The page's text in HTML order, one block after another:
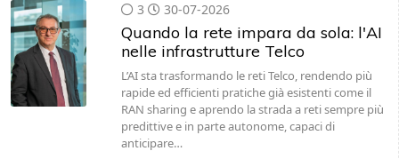
3 30-07-2026
Quando la rete impara da sola: l'AI
nelle infrastrutture Telco
L’AI sta trasformando le reti Telco, rendendo più
rapide ed efficienti pratiche già esistenti come il
RAN sharing e aprendo la strada a reti sempre più
predittive e in parte autonome, capaci di
anticipare…